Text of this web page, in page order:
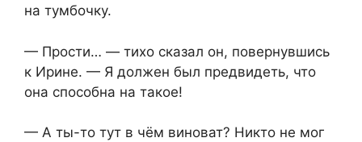
на тумбочку.
— Прости… — тихо сказал он, повернувшись
к Ирине. — Я должен был предвидеть, что
она способна на такое!
— А ты-то тут в чём виноват? Никто не мог